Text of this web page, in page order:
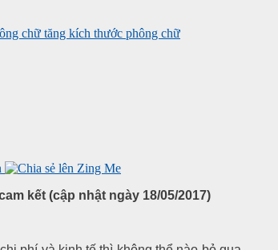
tăng kích thước phông chữ
kết (cập nhật ngày 18/05/2017)